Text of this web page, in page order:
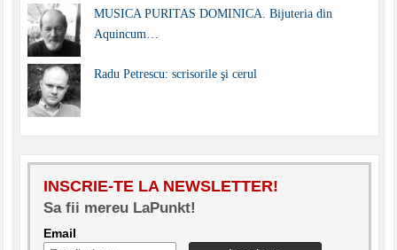
MUSICA PURITAS DOMINICA. Bijuteria din
Aquincum…
Radu Petrescu: scrisorile şi cerul
INSCRIE-TE LA NEWSLETTER!
Sa fii mereu LaPunkt!
Email